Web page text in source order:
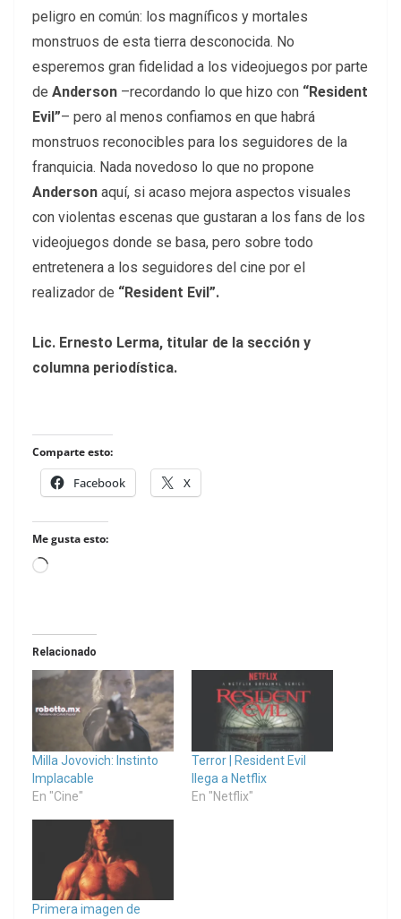
peligro en común: los magníficos y mortales
monstruos de esta tierra desconocida. No
esperemos gran fidelidad a los videojuegos por parte
de Anderson –recordando lo que hizo con “Resident
Evil”– pero al menos confiamos en que habrá
monstruos reconocibles para los seguidores de la
franquicia. Nada novedoso lo que no propone
Anderson aquí, si acaso mejora aspectos visuales
con violentas escenas que gustaran a los fans de los
videojuegos donde se basa, pero sobre todo
entretenera a los seguidores del cine por el
realizador de “Resident Evil”.
Lic. Ernesto Lerma, titular de la sección y
columna periodística.
Comparte esto:
Facebook X
Me gusta esto:
Loading…
Relacionado
Milla Jovovich: Instinto
Implacable
En "Cine"
Terror | Resident Evil
llega a Netflix
En "Netflix"
Primera imagen de